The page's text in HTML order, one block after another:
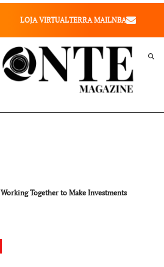
LOJA VIRTUALTERRA MAILNBA
Working Together to Make Investments